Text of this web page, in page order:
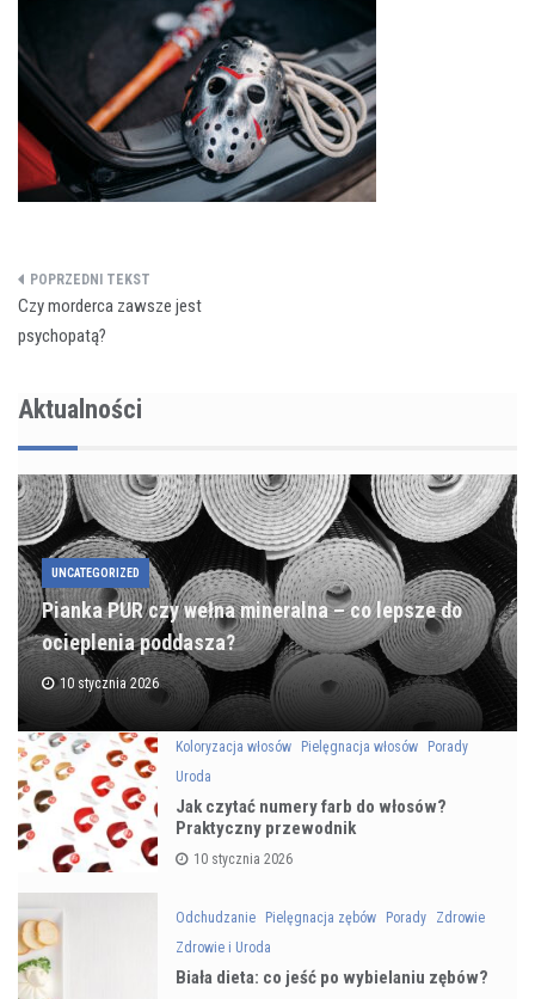
Nawigacja
wpisu
Czy morderca zawsze jest
psychopatą?
Aktualności
UNCATEGORIZED
Pianka PUR czy wełna mineralna – co lepsze do
ocieplenia poddasza?
10 stycznia 2026
Koloryzacja włosów Pielęgnacja włosów
Porady
Uroda
Jak czytać numery farb do włosów?
Praktyczny przewodnik
10 stycznia 2026
Odchudzanie Pielęgnacja zębów Porady
Zdrowie
Zdrowie i Uroda
Biała dieta: co jeść po wybielaniu zębów?